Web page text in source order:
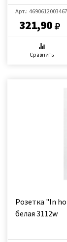
Арт.: 4690612003467
321,90
Сравнить
Розетка "In
белая 3112w